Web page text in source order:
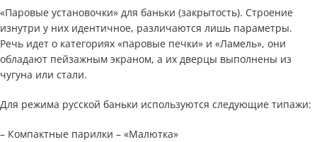
«Паровые установочки» для баньки (закрытость). Строение
изнутри у них идентичное, различаются лишь параметры.
Речь идет о категориях «паровые печки» и «Ламель», они
обладают пейзажным экраном, а их дверцы выполнены из
чугуна или стали.
Для режима русской баньки используются следующие типажи:
– Компактные парилки – «Малютка»